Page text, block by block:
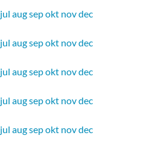
jul augsepokt novdec
jul augsepokt novdec
jul augsepokt novdec
jul augsepokt novdec
jul augsepokt novdec